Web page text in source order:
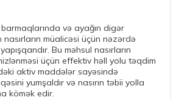
və ayağın digər
müalicəsi üçün nəzərdə
Bu məhsul nasırların
üçün effektiv həll yolu təqdim
aktiv maddələr sayəsində
yumşaldır və nasırın təbii yolla
kömək edir.